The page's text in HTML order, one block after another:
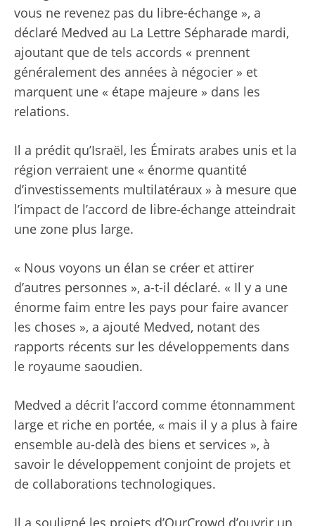
vous ne revenez pas du libre-échange », a
déclaré Medved au La Lettre Sépharade mardi,
ajoutant que de tels accords « prennent
généralement des années à négocier » et
marquent une « étape majeure » dans les
relations.
Il a prédit qu’Israël, les Émirats arabes unis et la
région verraient une « énorme quantité
d’investissements multilatéraux » à mesure que
l’impact de l’accord de libre-échange atteindrait
une zone plus large.
« Nous voyons un élan se créer et attirer
d’autres personnes », a-t-il déclaré. « Il y a une
énorme faim entre les pays pour faire avancer
les choses », a ajouté Medved, notant des
rapports récents sur les développements dans
le royaume saoudien.
Medved a décrit l’accord comme étonnamment
large et riche en portée, « mais il y a plus à faire
ensemble au-delà des biens et services », à
savoir le développement conjoint de projets et
de collaborations technologiques.
Il a souligné les projets d’OurCrowd d’ouvrir un